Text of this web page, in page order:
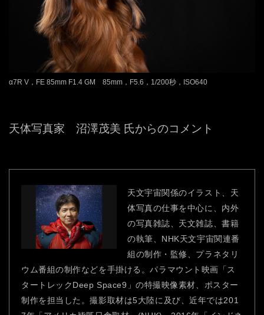
α7R V，FE 85mm F1.4 GM 85mm，F5.6，1/200秒，ISO640
天体写真家 沼澤茂美 氏からのコメント
天文宇宙関係のイラスト、天
体写真の仕事を中心に、内外
の写真雑誌、天文雑誌、書籍
の執筆、NHK天文宇宙関連番
組の制作・監修、プラネタリ
ウム番組の制作などを手掛ける。パラマウント映画「ス
タートレックDeep Space9」の特撮映像素材、ポスター
制作を担当した。撮影取材は5大陸に及び、近年では201